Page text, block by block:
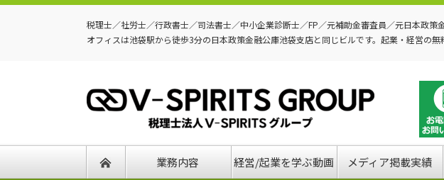
税理士／社労士／行政書士／司法書士／中小企業診断士／FP／元補助金審査員／元日本政
オフィスは池袋駅から徒歩3分の日本政策金融公庫池袋支店と同じビルです。起業・経営の無
業務内容 経営/起業を学ぶ動画 メディア掲載実績